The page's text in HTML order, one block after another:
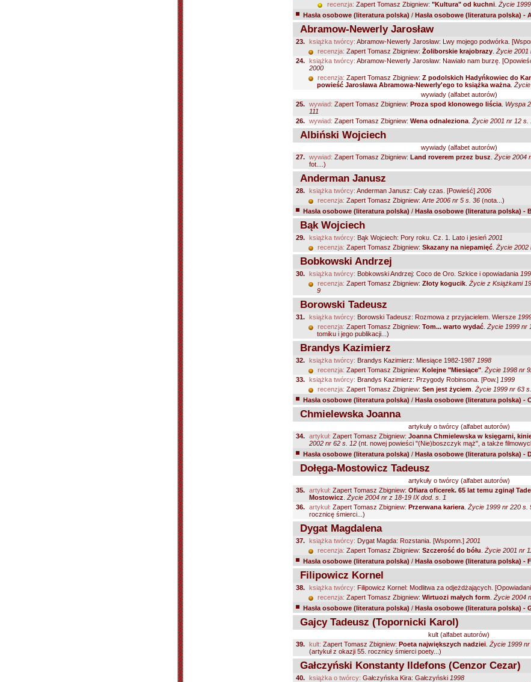
recenzja: Zapert Tomasz Zbigniew: "Kultura" od kuchni Życie
Hasła osobowe (literatura polska) / Hasła osobowe (literatura polska) -
Abramow-Newerly Jarosław
23. książka twórcy: Abramow-Newerly Jarosław: Lwy mojego podwórka.
recenzja: Zapert Tomasz Zbigniew: Żoliborskie krajobrazy Życie 2001
24. książka twórcy: Abramow-Newerly Jarosław: Nawiało nam burzę.
2000
recenzja: Zapert Tomasz Zbigniew: Z podolskich Hadyńkowiec do
powieść Jarosława Abramowa-Newerly'ego to książka ważna
wywiady (alfabet autorów)
25. wywiad: Zapert Tomasz Zbigniew: Proza spod klonowego liścia Wyspa
111
26. wywiad: Zapert Tomasz Zbigniew: Wena odnaleziona Życie 2001 nr 12 s.
Albiński Wojciech
wywiady (alfabet autorów)
27. wywiad: Zapert Tomasz Zbigniew: Land roverem przez busz Życie 2004
fot....)
Anderman Janusz
28. książka twórcy: Anderman Janusz: Cały czas. [Powieść] 2006
recenzja: Zapert Tomasz Zbigniew: Arte 2006 nr 5 s. 36 (nota...)
Hasła osobowe (literatura polska) / Hasła osobowe (literatura polska) -
Bąk Wojciech
29. książka twórcy: Bąk Wojciech: Pory roku. Cz. 1. Lato i jesień 2001
recenzja: Zapert Tomasz Zbigniew: Skazany na niepamięć Życie 2002
Bobkowski Andrzej
30. książka twórcy: Bobkowski Andrzej: Coco de Oro. Szkice i opowiadania
recenzja: Zapert Tomasz Zbigniew: Złoty kogucik Życie z Książkami
9
Borowski Tadeusz
31. książka twórcy: Borowski Tadeusz: Rozmowa z przyjacielem. Wiersze
recenzja: Zapert Tomasz Zbigniew: Tom... warto wydać Życie 1999 nr
tomiku i jego publikacji...)
Brandys Kazimierz
32. książka twórcy: Brandys Kazimierz: Miesiące 1982-1987 1998
recenzja: Zapert Tomasz Zbigniew: Kolejne "Miesiące" Życie 1998 nr
33. książka twórcy: Brandys Kazimierz: Przygody Robinsona. [Pow.] 1999
recenzja: Zapert Tomasz Zbigniew: Sen jest życiem Życie 1999 nr 63
Hasła osobowe (literatura polska) / Hasła osobowe (literatura polska) -
Chmielewska Joanna
artykuły o twórcy (alfabet autorów)
34. artykuł: Zapert Tomasz Zbigniew: Joanna Chmielewska w księgarni,
2002 nr 62 s. 12 (nt. nowej powieści "(Nie)boszczyk mąż", a także
Hasła osobowe (literatura polska) / Hasła osobowe (literatura polska) -
Dołęga-Mostowicz Tadeusz
artykuły o twórcy (alfabet autorów)
35. artykuł: Zapert Tomasz Zbigniew: Ofiara oficerek. 65 lat temu zginął
Mostowicz Życie 2004 nr z 18-19 IX dod. s. 1
36. artykuł: Zapert Tomasz Zbigniew: Przerwana kariera Życie 1999 nr 220 s.
rocznicę śmierci...)
Dygat Magdalena
37. książka twórcy: Dygat Magda: Rozstania. [Wspomn.] 2001
recenzja: Zapert Tomasz Zbigniew: Szczerość do bółu Życie 2001 nr
Hasła osobowe (literatura polska) / Hasła osobowe (literatura polska) - F
Filipowicz Kornel
38. książka twórcy: Filipowicz Kornel: Modlitwa za odjeżdżających.
recenzja: Zapert Tomasz Zbigniew: Wirtuozi małych form Życie 2004
Hasła osobowe (literatura polska) / Hasła osobowe (literatura polska) -
Gajcy Tadeusz (Topornicki Karol)
kult (alfabet autorów)
39. kult: Zapert Tomasz Zbigniew: Poeta największych nadziei Życie 1999
(artykuł z okazji 55. rocznicy śmierci poety...)
Gałczyński Konstanty Ildefons (Cenzor Cezar)
40. książka o twórcy: Gałczyńska Kira: Gałczyński 1998